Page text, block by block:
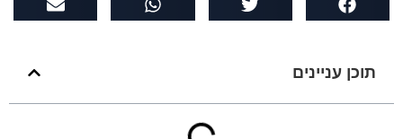
תוכן עניינים